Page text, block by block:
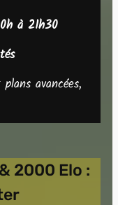
à 21h30
avancées,
2000 Elo :